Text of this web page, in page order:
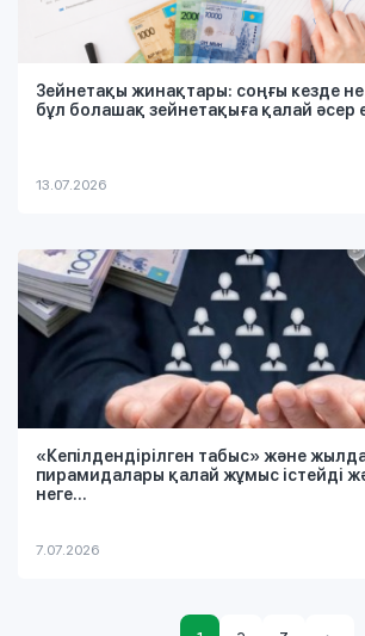
Зейнетақы жинақтары: соңғы кезде не
бұл болашақ зейнетақыға қалай әсер
13.07.2026
«Кепілдендірілген табыс» және
пирамидалары қалай жұмыс істейді
неге...
7.07.2026